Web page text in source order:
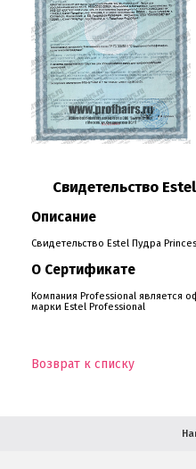
Свидетельство
Описание
Свидетельство Estel Пудра
О Сертификате
Компания Professional является
марки Estel Professional
Возврат к списку
О компании
Ваша скидка
Контактная информация
В помощь покупателю
Как купить